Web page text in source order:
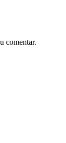
comentar.